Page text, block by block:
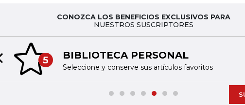
CONOZCA LOS BENEFICIOS EXCLUSIVOS PARA
NUESTROS SUSCRIPTORES
5 BIBLIOTECA PERSONAL
Seleccione y conserve sus artículos favoritos
slide